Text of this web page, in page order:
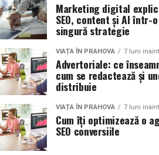
Marketing digital
SEO, content și AI într-o
singură strategie
VIAȚA ÎN PRAHOVA 7 luni
Advertoriale: ce
cum se redactează și
distribuie
VIAȚA ÎN PRAHOVA 7 luni
Cum îți optimizează o
SEO conversiile